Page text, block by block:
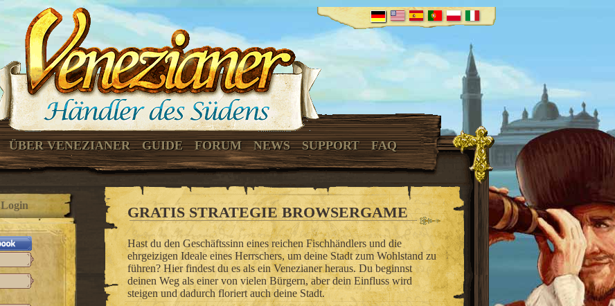
ÜBER VENEZIANER GUIDE FORUM NEWS SUPPORT FAQ
Login GRATIS STRATEGIE BROWSERGAME
Hast du den Geschäftssinn eines reichen Fischhändlers und die
ehrgeizigen Ideale eines Herrschers, um deine Stadt zum Wohlstand zu
führen? Hier findest du es als ein Venezianer heraus. Du beginnst
deinen Weg als einer von vielen Bürgern, aber dein Einfluss wird
steigen und dadurch floriert auch deine Stadt.